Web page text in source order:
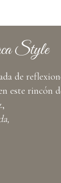
Style
de
este rincón